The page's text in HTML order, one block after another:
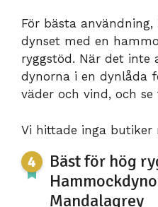
För bästa
dynset med en
ryggstöd. När det inte
dynorna i en dynlåda
väder och vind, och
Vi hittade inga
Bäst för hög
Mandalagrey